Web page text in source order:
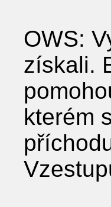
OWS:
získali.
kterém